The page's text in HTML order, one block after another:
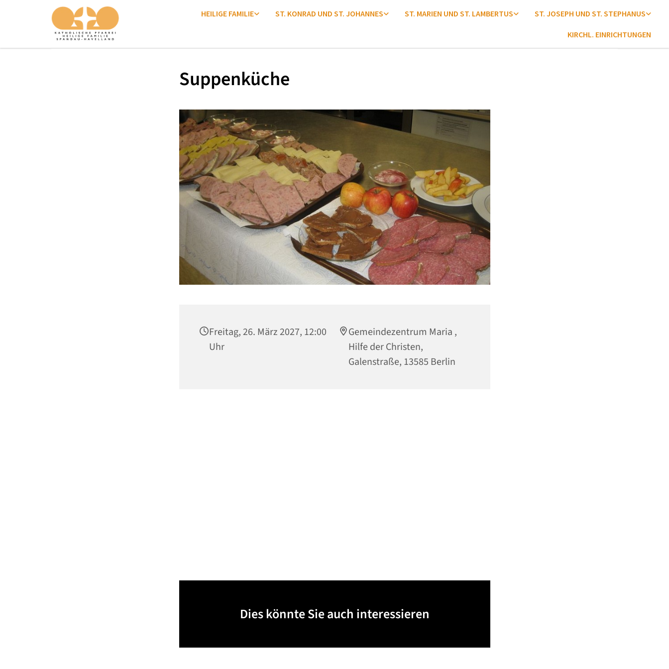
HEILIGE FAMILIE ST. KONRAD UND ST. JOHANNES ST. MARIEN UND ST. LAMBERTUS ST. JOSEPH UND ST. STEPHANUS
KIRCHL. EINRICHTUNGEN
Suppenküche
Freitag, 26. März 2027, 12:00
Uhr
Gemeindezentrum Maria ,
Hilfe der Christen,
Galenstraße, 13585 Berlin
Dies könnte Sie auch interessieren